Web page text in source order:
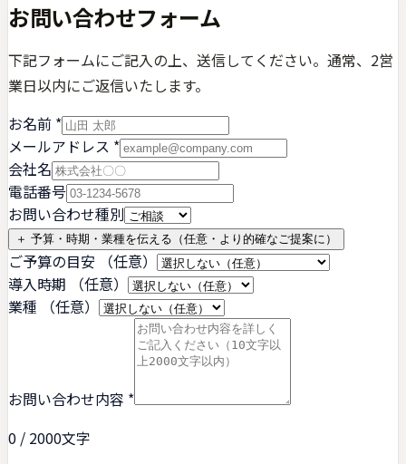
お問い合わせフォーム
下記フォームにご記入の上、送信してください。通常、2営
業日以内にご返信いたします。
お名前 *
メールアドレス *
会社名
電話番号
お問い合わせ種別
＋ 予算・時期・業種を伝える（任意・より的確なご提案に）
ご予算の目安
（任意）
導入時期
（任意）
業種
（任意）
お問い合わせ内容 *
0 / 2000文字